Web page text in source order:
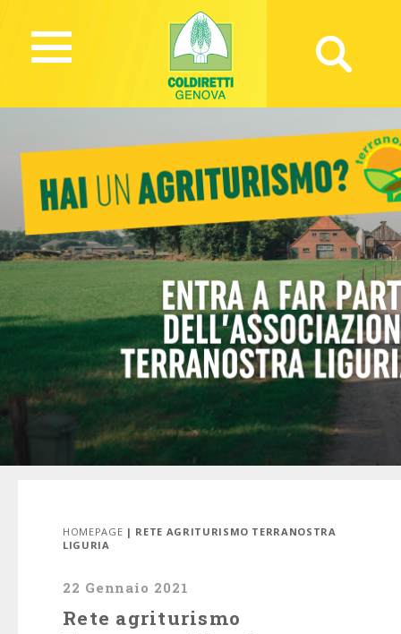
HOMEPAGE | RETE AGRITURISMO TERRANOSTRA
LIGURIA
22 Gennaio 2021
Rete agriturismo